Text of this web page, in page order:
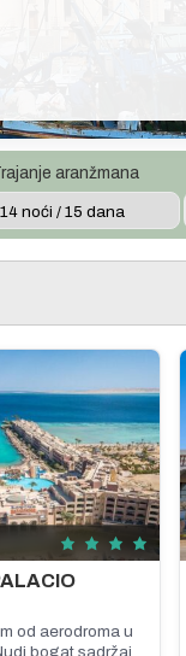
aranžmana
od aerodroma u
bogat sadržaj